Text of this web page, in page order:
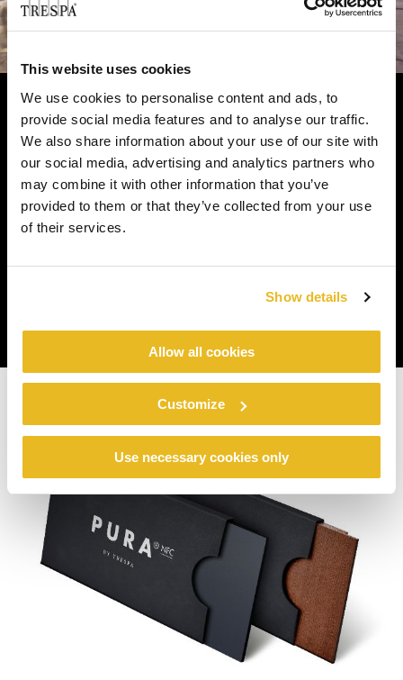
This website uses cookies
We use cookies to personalise content and ads, to
provide social media features and to analyse our traffic.
We also share information about your use of our site with
our social media, advertising and analytics partners who
may combine it with other information that you’ve
provided to them or that they’ve collected from your use
of their services.
Show details
Allow all cookies
Customize
Use necessary cookies only
Je kunt de lente helemaal aan jezelf besteden.
Want je weet dat Pura® NFC by Trespa voor je
huis zorgt. En het blijft er ieder voorjaar mooi
uitzien, zodat jij erop uit kunt trekken.